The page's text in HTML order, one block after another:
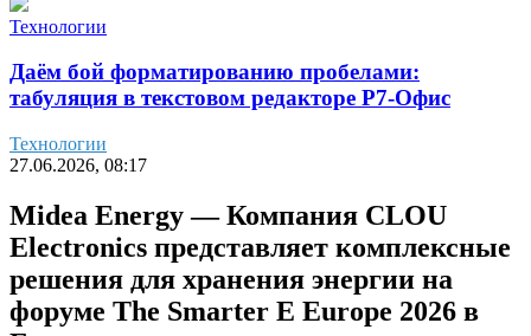
Технологии
Даём бой форматированию пробелами:
табуляция в текстовом редакторе Р7-Офис
Технологии
27.06.2026, 08:17
Midea Energy — Компания CLOU
Electronics представляет комплексные
решения для хранения энергии на
форуме The Smarter E Europe 2026 в